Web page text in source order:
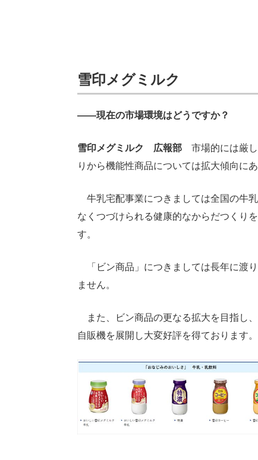
雪印メグミルク
――現在の市場環境はどうですか？
雪印メグミルク 広報部 市場的には厳し
りから機能性商品については拡大傾向に
牛乳宅配事業につきましては全国の牛
なくつづけられる健康的なからだつくり
す。
「ビン商品」につきましては長年に渡
ません。
また、ビン商品の更なる拡大を目指し
自販機を展開し大変好評を得ております。